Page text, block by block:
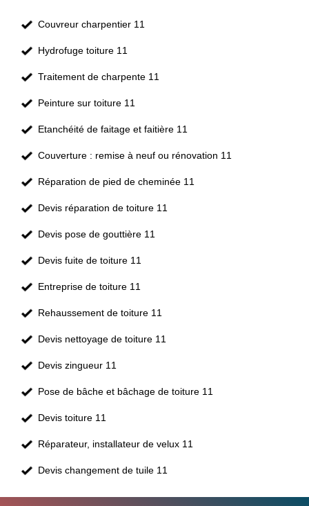
Couvreur charpentier 11
Hydrofuge toiture 11
Traitement de charpente 11
Peinture sur toiture 11
Etanchéité de faitage et faitière 11
Couverture : remise à neuf ou rénovation 11
Réparation de pied de cheminée 11
Devis réparation de toiture 11
Devis pose de gouttière 11
Devis fuite de toiture 11
Entreprise de toiture 11
Rehaussement de toiture 11
Devis nettoyage de toiture 11
Devis zingueur 11
Pose de bâche et bâchage de toiture 11
Devis toiture 11
Réparateur, installateur de velux 11
Devis changement de tuile 11